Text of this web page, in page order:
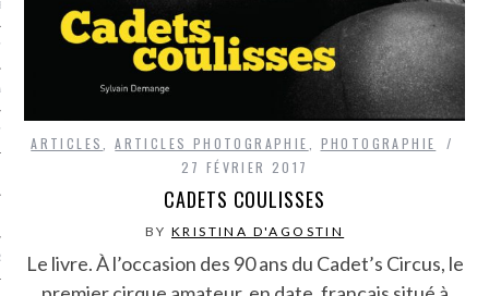
GUERRE
ARTICLES ,ARTICLES PHOTOGRAPHIE
PHOTOGRAPHIE
27 FÉVRIER 2017
CADETS COULISSES
BY KRISTINA D'AGOSTIN
Le livre. À l’occasion des 90 ans du Cadet’s Circus, le